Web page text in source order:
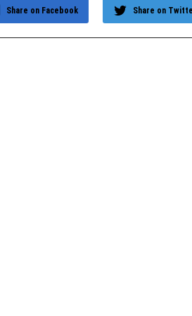
Share on
Share on Facebook